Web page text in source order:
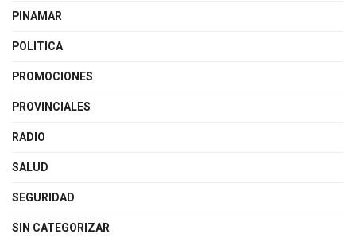
PINAMAR
POLITICA
PROMOCIONES
PROVINCIALES
RADIO
SALUD
SEGURIDAD
SIN CATEGORIZAR